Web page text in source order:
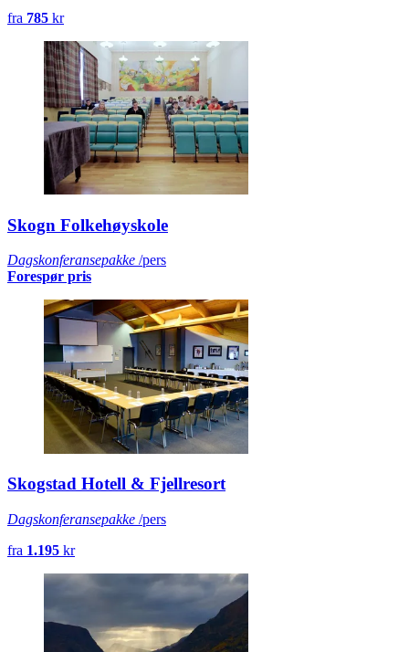
fra 785 kr
Skogn Folkehøyskole
Dagskonferansepakke /pers
Forespør pris
Skogstad Hotell & Fjellresort
Dagskonferansepakke /pers
fra 1.195 kr